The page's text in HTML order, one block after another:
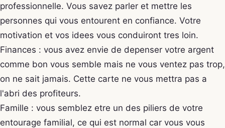
professionnelle. Vous savez parler et mettre les
personnes qui vous entourent en confiance. Votre
motivation et vos idees vous conduiront tres loin.
Finances : vous avez envie de depenser votre argent
comme bon vous semble mais ne vous ventez pas trop,
on ne sait jamais. Cette carte ne vous mettra pas a
l'abri des profiteurs.
Famille : vous semblez etre un des piliers de votre
entourage familial, ce qui est normal car vous vous